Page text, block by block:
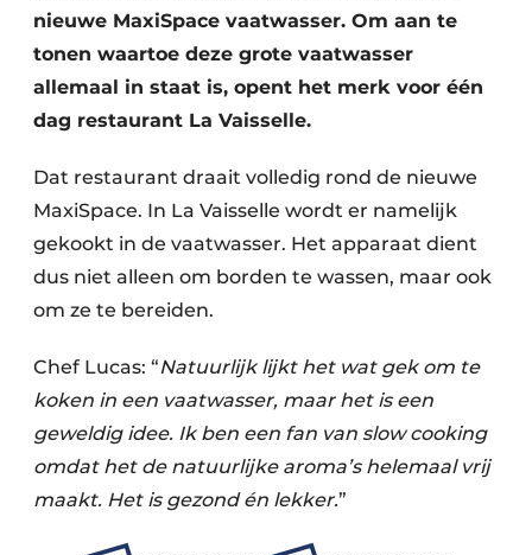
nieuwe MaxiSpace vaatwasser. Om aan te
tonen waartoe deze grote vaatwasser
allemaal in staat is, opent het merk voor één
dag restaurant La Vaisselle.
Dat restaurant draait volledig rond de nieuwe
MaxiSpace. In La Vaisselle wordt er namelijk
gekookt in de vaatwasser. Het apparaat dient
dus niet alleen om borden te wassen, maar ook
om ze te bereiden.
Chef Lucas: “Natuurlijk lijkt het wat gek om te
koken in een vaatwasser, maar het is een
geweldig idee. Ik ben een fan van slow cooking
omdat het de natuurlijke aroma’s helemaal vrij
maakt. Het is gezond én lekker.”